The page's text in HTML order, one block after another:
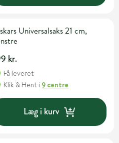
Universalsaks 21 cm,
kr.
Få leveret
Klik & Hent i 9 centre
Læg i kurv